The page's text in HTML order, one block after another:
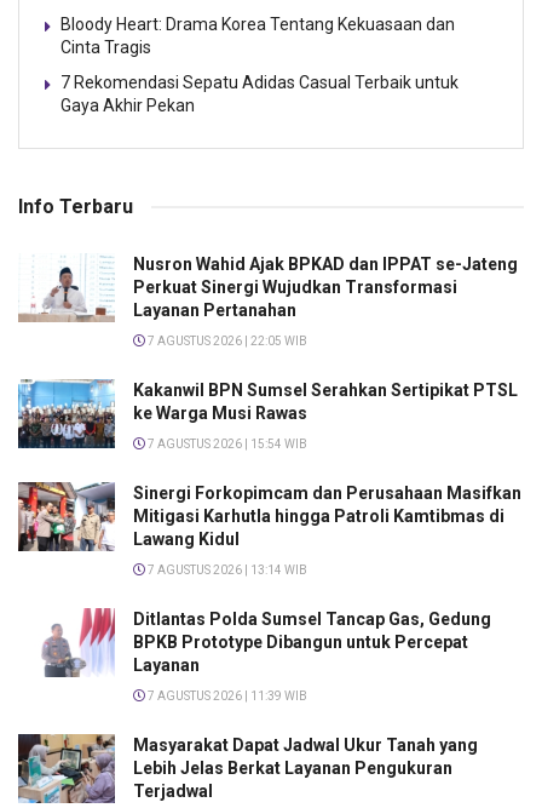
Bloody Heart: Drama Korea Tentang Kekuasaan dan
Cinta Tragis
7 Rekomendasi Sepatu Adidas Casual Terbaik untuk
Gaya Akhir Pekan
Info Terbaru
Nusron Wahid Ajak BPKAD dan IPPAT se-Jateng
Perkuat Sinergi Wujudkan Transformasi
Layanan Pertanahan
7 AGUSTUS 2026 | 22:05 WIB
Kakanwil BPN Sumsel Serahkan Sertipikat PTSL
ke Warga Musi Rawas
7 AGUSTUS 2026 | 15:54 WIB
Sinergi Forkopimcam dan Perusahaan Masifkan
Mitigasi Karhutla hingga Patroli Kamtibmas di
Lawang Kidul
7 AGUSTUS 2026 | 13:14 WIB
Ditlantas Polda Sumsel Tancap Gas, Gedung
BPKB Prototype Dibangun untuk Percepat
Layanan
7 AGUSTUS 2026 | 11:39 WIB
Masyarakat Dapat Jadwal Ukur Tanah yang
Lebih Jelas Berkat Layanan Pengukuran
Terjadwal